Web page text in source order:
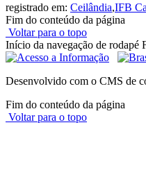
registrado em: Ceilândia,IFB
Fim do conteúdo da página
Voltar para o topo
Início da navegação de rodapé
Desenvolvido com o CMS de
Fim do conteúdo da página
Voltar para o topo